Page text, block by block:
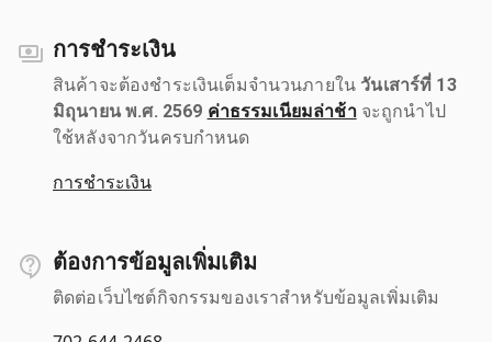
การชำระเงิน
สินค้าจะต้องชำระเงินเต็มจำนวนภายใน วันเสาร์ที่ 13
มิถุนายน พ.ศ. 2569 ค่าธรรมเนียมล่าช้าจะถูกนำไป
ใช้หลังจากวันครบกำหนด
การชำระเงิน
ต้องการข้อมูลเพิ่มเติม
ติดต่อเว็บไซต์กิจกรรมของเราสำหรับข้อมูลเพิ่มเติม